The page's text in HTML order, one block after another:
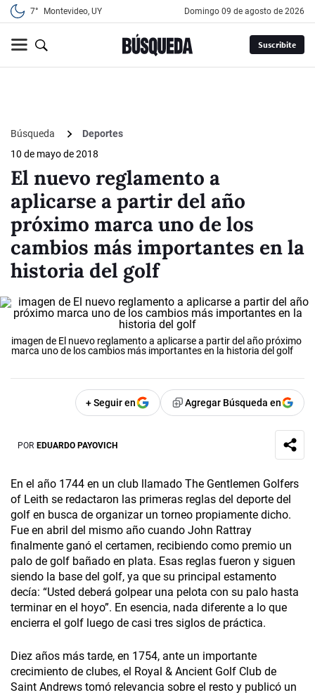
7° Montevideo, UY domingo 09 de agosto de 2026
Suscribite
Búsqueda
Deportes
10 de mayo de 2018
El nuevo reglamento a
aplicarse a partir del año
próximo marca uno de los
cambios más importantes en la
historia del golf
imagen de El nuevo reglamento a aplicarse a partir del año próximo
marca uno de los cambios más importantes en la historia del golf
+ Seguir en Agregar Búsqueda en
POR EDUARDO PAYOVICH
En el año 1744 en un club llamado The Gentlemen Golfers
of Leith se redactaron las primeras reglas del deporte del
golf en busca de organizar un torneo propiamente dicho.
Fue en abril del mismo año cuando John Rattray
finalmente ganó el certamen, recibiendo como premio un
palo de golf bañado en plata. Esas reglas fueron y siguen
siendo la base del golf, ya que su principal estamento
decía: “Usted deberá golpear una pelota con su palo hasta
terminar en el hoyo”. En esencia, nada diferente a lo que
encierra el golf luego de casi tres siglos de práctica.
Diez años más tarde, en 1754, ante un importante
crecimiento de clubes, el Royal & Ancient Golf Club de
Saint Andrews tomó relevancia sobre el resto y publicó un